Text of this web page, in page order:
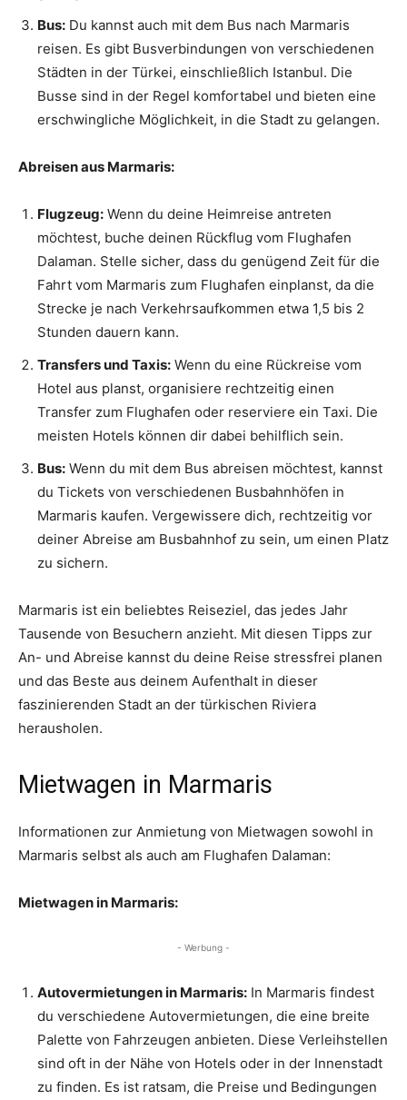
Bus: Du kannst auch mit dem Bus nach Marmaris
reisen. Es gibt Busverbindungen von verschiedenen
Städten in der Türkei, einschließlich Istanbul. Die
Busse sind in der Regel komfortabel und bieten eine
erschwingliche Möglichkeit, in die Stadt zu gelangen.
Abreisen aus Marmaris:
Flugzeug: Wenn du deine Heimreise antreten
möchtest, buche deinen Rückflug vom Flughafen
Dalaman. Stelle sicher, dass du genügend Zeit für die
Fahrt vom Marmaris zum Flughafen einplanst, da die
Strecke je nach Verkehrsaufkommen etwa 1,5 bis 2
Stunden dauern kann.
Transfers und Taxis: Wenn du eine Rückreise vom
Hotel aus planst, organisiere rechtzeitig einen
Transfer zum Flughafen oder reserviere ein Taxi. Die
meisten Hotels können dir dabei behilflich sein.
Bus: Wenn du mit dem Bus abreisen möchtest, kannst
du Tickets von verschiedenen Busbahnhöfen in
Marmaris kaufen. Vergewissere dich, rechtzeitig vor
deiner Abreise am Busbahnhof zu sein, um einen Platz
zu sichern.
Marmaris ist ein beliebtes Reiseziel, das jedes Jahr
Tausende von Besuchern anzieht. Mit diesen Tipps zur
An- und Abreise kannst du deine Reise stressfrei planen
und das Beste aus deinem Aufenthalt in dieser
faszinierenden Stadt an der türkischen Riviera
herausholen.
Mietwagen in Marmaris
Informationen zur Anmietung von Mietwagen sowohl in
Marmaris selbst als auch am Flughafen Dalaman:
Mietwagen in Marmaris:
- Werbung -
Autovermietungen in Marmaris: In Marmaris findest
du verschiedene Autovermietungen, die eine breite
Palette von Fahrzeugen anbieten. Diese Verleihstellen
sind oft in der Nähe von Hotels oder in der Innenstadt
zu finden. Es ist ratsam, die Preise und Bedingungen